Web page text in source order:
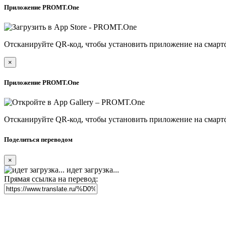
Приложение PROMT.One
Отсканируйте QR-код, чтобы установить приложение на
×
Приложение PROMT.One
Отсканируйте QR-код, чтобы установить приложение на
Поделиться переводом
×
идет загрузка...
Прямая ссылка на перевод: